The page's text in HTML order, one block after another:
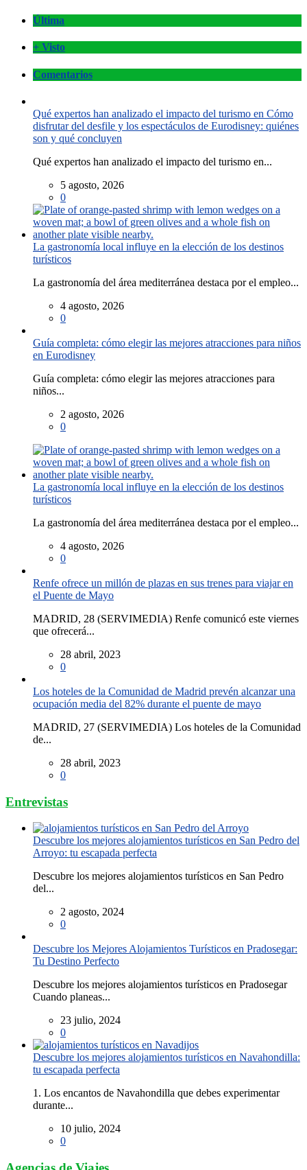
Última
+ Visto
Comentarios
Qué expertos han analizado el impacto del turismo en Cómo
disfrutar del desfile y los espectáculos de Eurodisney: quiénes
son y qué concluyen
Qué expertos han analizado el impacto del turismo en...
5 agosto, 2026
0
La gastronomía local influye en la elección de los destinos
turísticos
La gastronomía del área mediterránea destaca por el empleo...
4 agosto, 2026
0
Guía completa: cómo elegir las mejores atracciones para niños
en Eurodisney
Guía completa: cómo elegir las mejores atracciones para
niños...
2 agosto, 2026
0
La gastronomía local influye en la elección de los destinos
turísticos
La gastronomía del área mediterránea destaca por el empleo...
4 agosto, 2026
0
Renfe ofrece un millón de plazas en sus trenes para viajar en
el Puente de Mayo
MADRID, 28 (SERVIMEDIA) Renfe comunicó este viernes
que ofrecerá...
28 abril, 2023
0
Los hoteles de la Comunidad de Madrid prevén alcanzar una
ocupación media del 82% durante el puente de mayo
MADRID, 27 (SERVIMEDIA) Los hoteles de la Comunidad
de...
28 abril, 2023
0
Entrevistas
Descubre los mejores alojamientos turísticos en San Pedro del
Arroyo: tu escapada perfecta
Descubre los mejores alojamientos turísticos en San Pedro
del...
2 agosto, 2024
0
Descubre los Mejores Alojamientos Turísticos en Pradosegar:
Tu Destino Perfecto
Descubre los mejores alojamientos turísticos en Pradosegar
Cuando planeas...
23 julio, 2024
0
Descubre los mejores alojamientos turísticos en Navahondilla:
tu escapada perfecta
1. Los encantos de Navahondilla que debes experimentar
durante...
10 julio, 2024
0